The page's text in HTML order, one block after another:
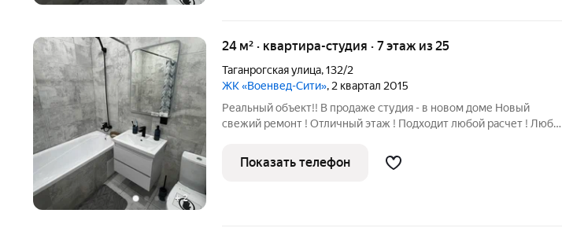
+2
24 м² · квартира-студия · 7 этаж из 25
Таганрогская улица,132/2
ЖК «Военвед-Сити», 2 квартал 2015
Реальный объект!! В продаже студия - в новом доме Новый
свежий ремонт ! Отличный этаж ! Подходит любой расчет ! Любые
208252Показать телефон